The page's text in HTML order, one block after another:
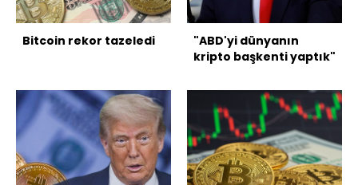
Bitcoin rekor tazeledi
"ABD'yi dünyanın
kripto başkenti yaptık"